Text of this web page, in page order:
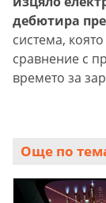
дебютира
система,
сравнение с
времето за
Още по